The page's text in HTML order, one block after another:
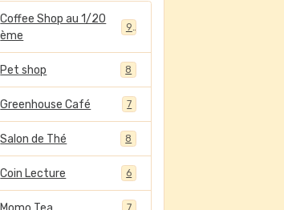
Coffee Shop au 1/20
ème
Pet shop 8
Greenhouse Café 7
Salon de Thé 8
Coin Lecture 6
7